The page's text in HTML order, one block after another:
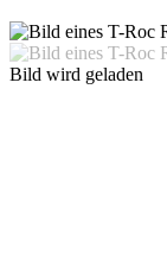
Bild wird geladen